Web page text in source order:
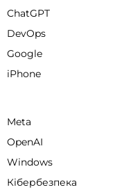
ChatGPT
DevOps
Google
iPhone
Meta
OpenAI
Windows
Кібербезпека